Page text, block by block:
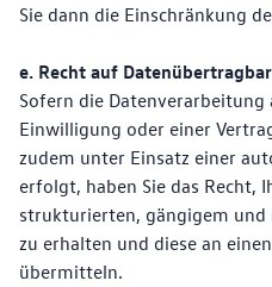
Sie dann die Einschränkung
e. Recht auf
Sofern die
Einwilligung oder einer
zudem unter Einsatz einer
erfolgt, haben Sie das Recht,
strukturierten, gängigem und
zu erhalten und diese an
übermitteln.